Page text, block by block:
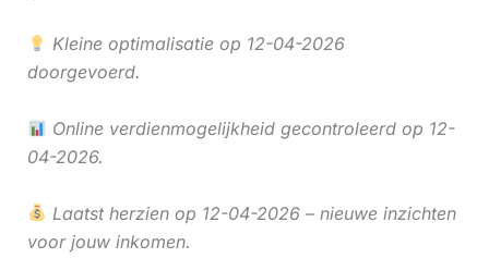
Kleine optimalisatie op 12-04-2026
doorgevoerd.
Online verdienmogelijkheid gecontroleerd op 12-
04-2026.
Laatst herzien op 12-04-2026 – nieuwe inzichten
voor jouw inkomen.